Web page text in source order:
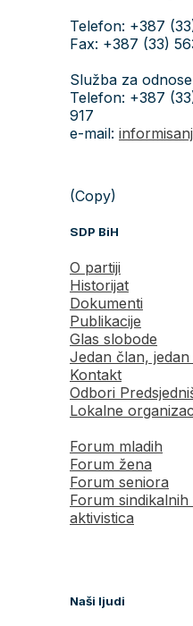
Telefon: +387
Fax: +387 (33)
Služba za
Telefon: +387
917
e-mail:
(Copy)
SDP BiH
O partiji
Historijat
Dokumenti
Publikacije
Glas slobode
Jedan član, jedan
Kontakt
Odbori
Lokalne
Forum mladih
Forum žena
Forum seniora
Forum
aktivistica
Naši ljudi